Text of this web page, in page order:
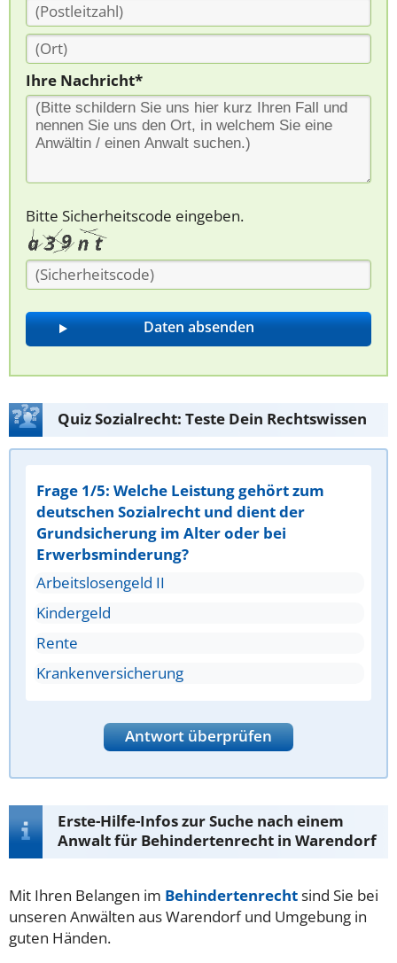
Ihre Nachricht*
Bitte Sicherheitscode eingeben.
Quiz Sozialrecht: Teste Dein Rechtswissen
Frage 1/5: Welche Leistung gehört zum
deutschen Sozialrecht und dient der
Grundsicherung im Alter oder bei
Erwerbsminderung?
Arbeitslosengeld II
Kindergeld
Rente
Krankenversicherung
Antwort überprüfen
Erste-Hilfe-Infos zur Suche nach einem
Anwalt für Behindertenrecht in Warendorf
Mit Ihren Belangen im Behindertenrechtsind Sie bei
unseren Anwälten aus Warendorf und Umgebung in
guten Händen.